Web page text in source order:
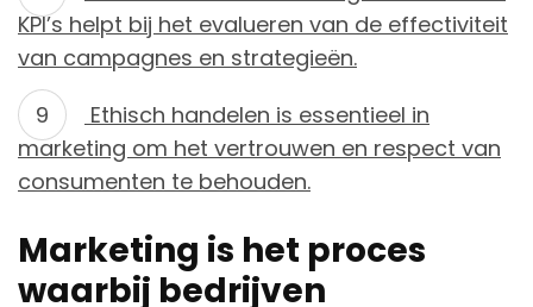
KPI’s helpt bij het evalueren van de effectiviteit
van campagnes en strategieën.
Ethisch handelen is essentieel in
marketing om het vertrouwen en respect van
consumenten te behouden.
Marketing is het proces
waarbij bedrijven